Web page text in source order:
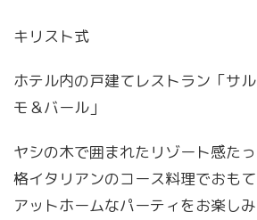
キリスト式
ホテル内の戸建てレストラン「サ
モ＆バール」
ヤシの木で囲まれたリゾート感た
格イタリアンのコース料理でおも
アットホームなパーティをお楽しみ